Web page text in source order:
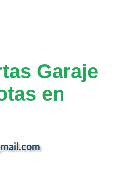
Garaje
en